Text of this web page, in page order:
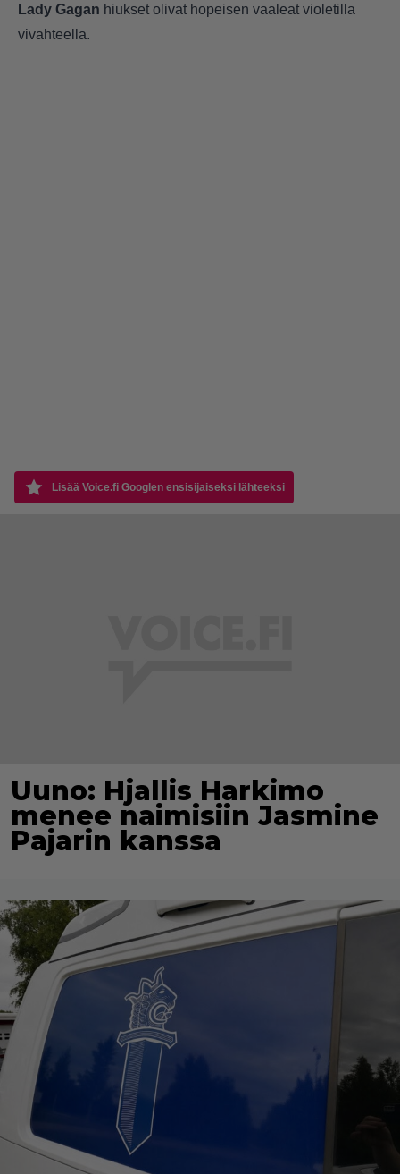
Lady Gagan hiukset olivat hopeisen vaaleat violetilla
vivahteella.
Lisää Voice.fi Googlen ensisijaiseksi lähteeksi
Uuno: Hjallis Harkimo
menee naimisiin Jasmine
Pajarin kanssa